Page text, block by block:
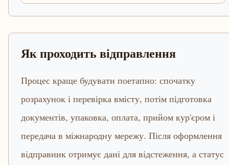
Як проходить відправлення
Процес краще будувати поетапно: спочатку
розрахунок і перевірка вмісту, потім підготовка
документів, упаковка, оплата, прийом кур'єром і
передача в міжнародну мережу. Після оформлення
відправник отримує дані для відстеження, а статус